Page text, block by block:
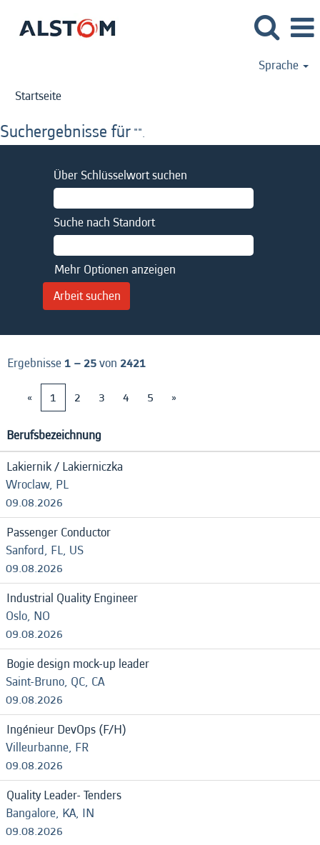
Sprache
Startseite
Suchergebnisse für "".
Über Schlüsselwort suchen
Suche nach Standort
Mehr Optionen anzeigen
Ergebnisse1 – 25von 2421
«
1 2 3 4 5 »
Berufsbezeichnung
Lakiernik / Lakierniczka
Wroclaw, PL
09.08.2026
Passenger Conductor
Sanford, FL, US
09.08.2026
Industrial Quality Engineer
Oslo, NO
09.08.2026
Bogie design mock-up leader
Saint-Bruno, QC, CA
09.08.2026
Ingénieur DevOps (F/H)
Villeurbanne, FR
09.08.2026
Quality Leader- Tenders
Bangalore, KA, IN
09.08.2026